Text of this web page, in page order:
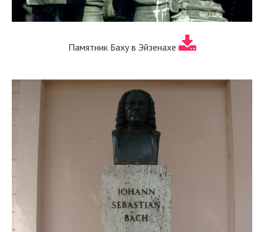
Памятник Баху в Эйзенахе